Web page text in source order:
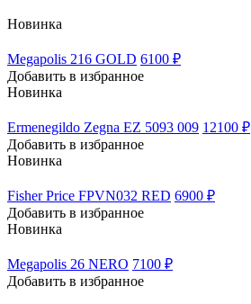
Новинка
Megapolis 216 GOLD 6100 ₽
Добавить в избранное
Новинка
Ermenegildo Zegna EZ 5093 009 12100 ₽
Добавить в избранное
Новинка
Fisher Price FPVN032 RED 6900 ₽
Добавить в избранное
Новинка
Megapolis 26 NERO 7100 ₽
Добавить в избранное